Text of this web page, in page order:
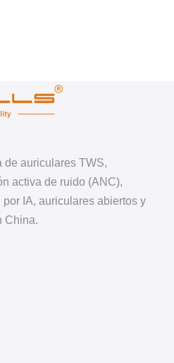
de auriculares TWS,
activa de ruido (ANC),
IA, auriculares abiertos y
China.